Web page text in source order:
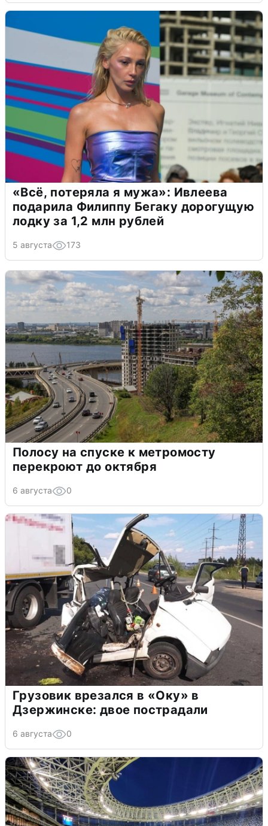
«Всё, потеряла я мужа»: Ивлеева
подарила Филиппу Бегаку дорогущую
лодку за 1,2 млн рублей
5 августа 173
Полосу на спуске к метромосту
перекроют до октября
6 августа 0
Грузовик врезался в «Оку» в
Дзержинске: двое пострадали
6 августа 0